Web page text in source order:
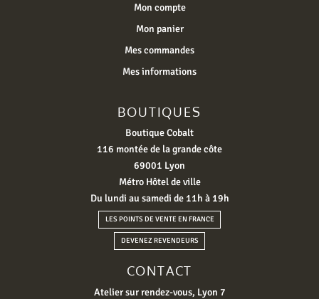
Mon compte
Mon panier
Mes commandes
Mes informations
BOUTIQUES
Boutique Cobalt
116 montée de la grande côte
69001 Lyon
Métro Hôtel de ville
Du lundi au samedi de 11h à 19h
LES POINTS DE VENTE EN FRANCE
DEVENEZ REVENDEURS
CONTACT
Atelier sur rendez-vous, Lyon 7